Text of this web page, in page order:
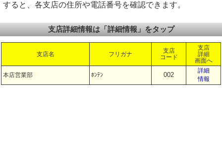
すると、各支店の住所や電話番号を確認できます。
支店詳細情報は「詳細情報」をタップ
支店名 フリガナ
支店
コード
支店
詳細
画面へ
本店営業部 ﾎﾝﾃﾝ 002
詳細
情報